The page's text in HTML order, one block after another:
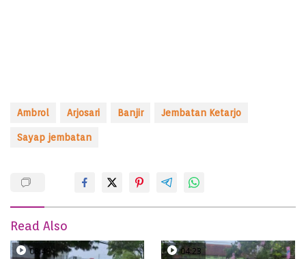
Ambrol Arjosari Banjir Jembatan Ketarjo
Sayap jembatan
Read Also
08:49 04:23